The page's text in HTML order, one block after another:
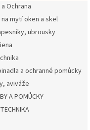
Ochrana
mytí oken a skel
ubrousky
a ochranné pomůcky
aviváže
A POMŮCKY